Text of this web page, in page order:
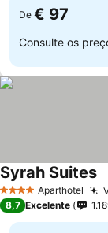
De € 97
Consulte os
4 EstrelasAparthotel
Syrah Suites
8,7 Excelente